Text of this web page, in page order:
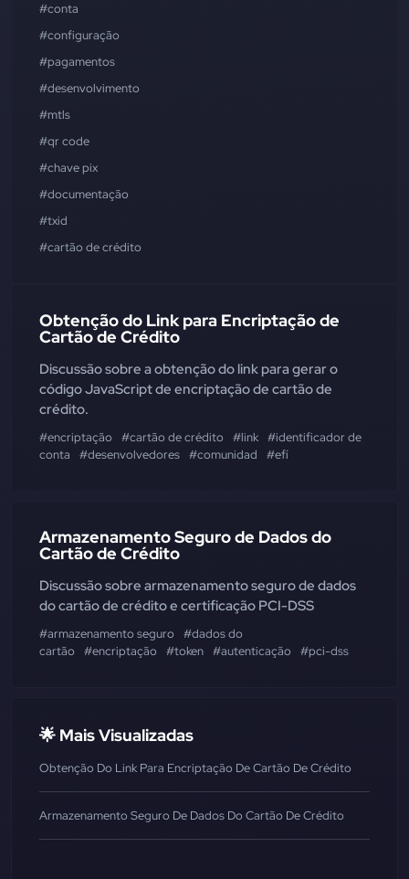
#conta
#configuração
#pagamentos
#desenvolvimento
#mtls
#qr code
#chave pix
#documentação
#txid
#cartão de crédito
Obtenção do Link para Encriptação de
Cartão de Crédito
Discussão sobre a obtenção do link para gerar o
código JavaScript de encriptação de cartão de
crédito.
#encriptação #cartão de crédito #link #identificador de
conta
#desenvolvedores #comunidad #efí
Armazenamento Seguro de Dados do
Cartão de Crédito
Discussão sobre armazenamento seguro de dados
do cartão de crédito e certificação PCI-DSS
#armazenamento seguro
#dados do
cartão
#encriptação #token #autenticação #pci-dss
🌟 Mais Visualizadas
Obtenção Do Link Para Encriptação De Cartão De Crédito
Armazenamento Seguro De Dados Do Cartão De Crédito